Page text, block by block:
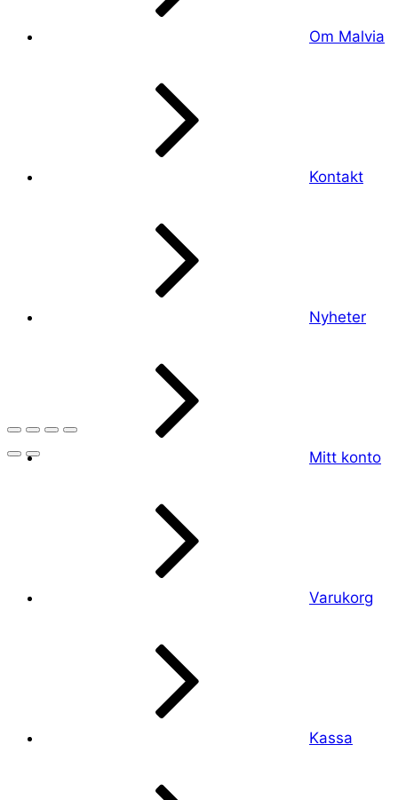
Om Malvia
Kontakt
Nyheter
Mitt konto
Varukorg
Kassa